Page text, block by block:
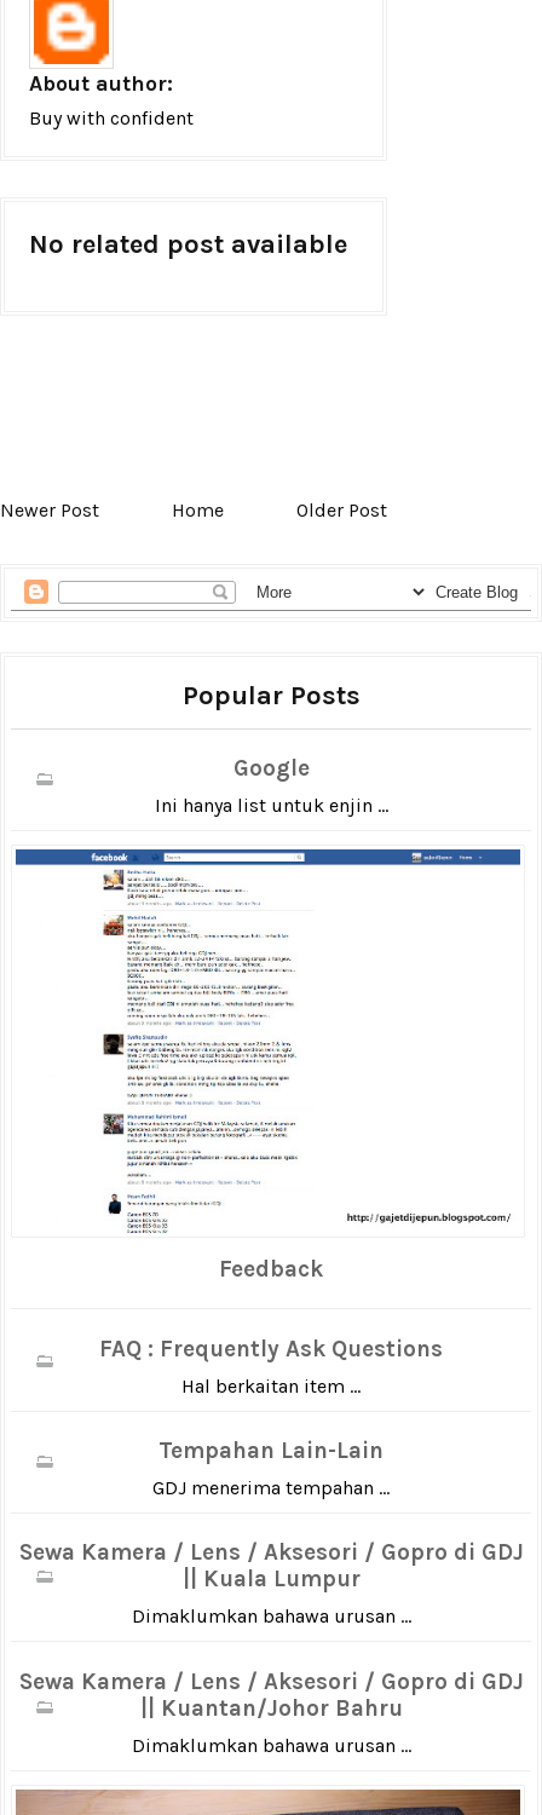
About author:
Buy with confident
No related post available
Newer Post Home Older Post
Popular Posts
Google
Ini hanya list untuk enjin ...
Feedback
FAQ : Frequently Ask Questions
Hal berkaitan item ...
Tempahan Lain-Lain
GDJ menerima tempahan ...
Sewa Kamera / Lens / Aksesori / Gopro di GDJ
|| Kuala Lumpur
Dimaklumkan bahawa urusan ...
Sewa Kamera / Lens / Aksesori / Gopro di GDJ
|| Kuantan/Johor Bahru
Dimaklumkan bahawa urusan ...